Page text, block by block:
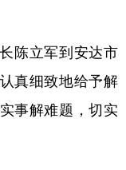
陈立军到安达市
真细致地给予解
事解难题，切实